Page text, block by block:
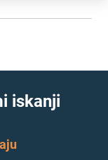
iskanji